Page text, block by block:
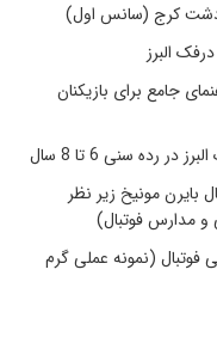
کرج (سانس اول)
جامع برای بازیکنان
رده سنی 6 تا 8 سال
بایرن مونیخ زیر نظر
و مدارس فوتبال)
(نمونه عملی گرم